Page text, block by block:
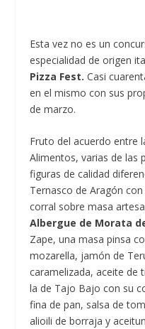
Esta vez no es un
especialidad de origen
Pizza Fest. Casi
en el mismo con sus
de marzo.
Fruto del acuerdo entre
Alimentos, varias de las
figuras de calidad
Ternasco de Aragón
corral sobre masa
Albergue de Morata
Zape, una masa pinsa
mozarella, jamón de
caramelizada, aceite de
la de Tajo Bajo con su
fina de pan, salsa de
alioili de borraja y